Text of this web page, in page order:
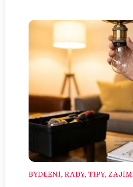
BYDLENÍ,RADY, TIPY,